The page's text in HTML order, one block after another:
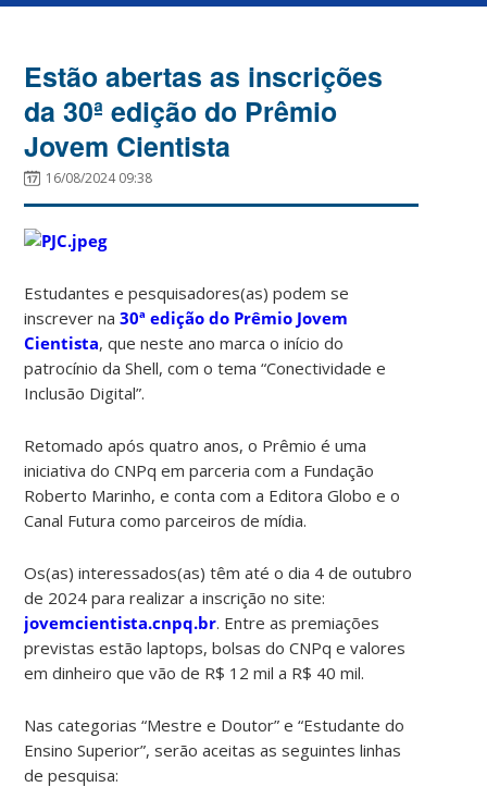
Estão abertas as inscrições
da 30ª edição do Prêmio
Jovem Cientista
16/08/2024 09:38
Estudantes e pesquisadores(as) podem se
inscrever na30ª edição do Prêmio Jovem
Cientista, que neste ano marca o início do
patrocínio da Shell, com o tema “Conectividade e
Inclusão Digital”.
Retomado após quatro anos, o Prêmio é uma
iniciativa do CNPq em parceria com a Fundação
Roberto Marinho, e conta com a Editora Globo e o
Canal Futura como parceiros de mídia.
Os(as) interessados(as) têm até o dia 4 de outubro
de 2024 para realizar a inscrição no site:
jovemcientista.cnpq.br. Entre as premiações
previstas estão laptops, bolsas do CNPq e valores
em dinheiro que vão de R$ 12 mil a R$ 40 mil.
Nas categorias “Mestre e Doutor” e “Estudante do
Ensino Superior”, serão aceitas as seguintes linhas
de pesquisa: